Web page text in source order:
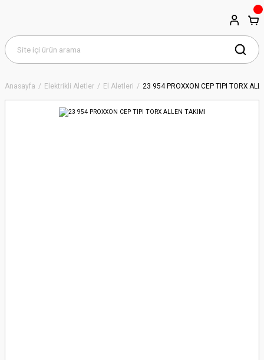
Anasayfa Elektrikli Aletler El Aletleri 23 954 PROXXON CEP TIPI TORX